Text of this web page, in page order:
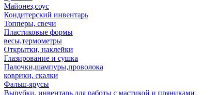
Майонез,соус
Кондитерский инвентарь
Топперы, свечи
Пластиковые формы
весы,термометры
Открытки, наклейки
Глазирование и сушка
Палочки,шампуры,проволока
коврики, скалки
Фальш-ярусы
Вырубки, инвентарь для работы с мастикой и пряниками